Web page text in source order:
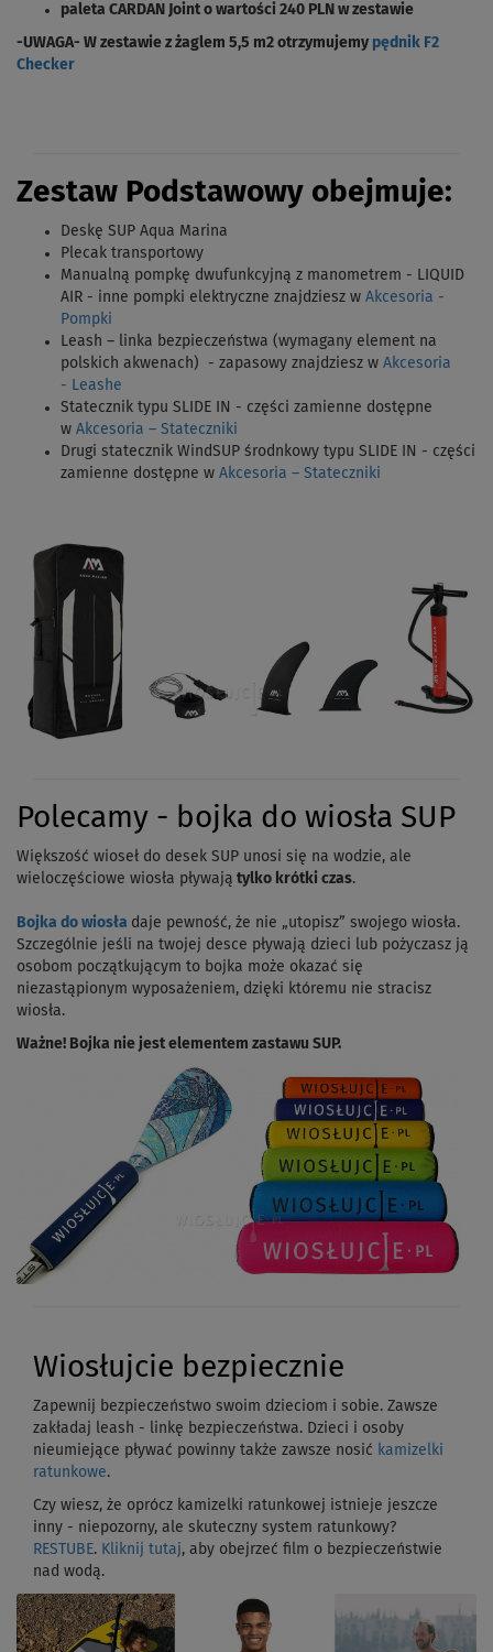
paleta CARDAN Joint o wartości 240 PLN w zestawie
-UWAGA- W zestawie z żaglem 5,5 m2 otrzymujemy pędnik F2
Checker
Zestaw Podstawowy obejmuje:
Deskę SUP Aqua Marina
Plecak transportowy
Manualną pompkę dwufunkcyjną z manometrem - LIQUID
AIR - inne pompki elektryczne znajdziesz w Akcesoria -
Pompki
Leash – linka bezpieczeństwa (wymagany element na
polskich akwenach) - zapasowy znajdziesz w Akcesoria
- Leashe
Statecznik typu SLIDE IN - części zamienne dostępne
w Akcesoria – Stateczniki
Drugi statecznik WindSUP środnkowy typu SLIDE IN - części
zamienne dostępne w Akcesoria – Stateczniki
Polecamy - bojka do wiosła SUP
Większość wioseł do desek SUP unosi się na wodzie, ale
wieloczęściowe wiosła pływają tylko krótki czas.
Bojka do wiosła daje pewność, że nie „utopisz” swojego wiosła.
Szczególnie jeśli na twojej desce pływają dzieci lub pożyczasz ją
osobom początkującym to bojka może okazać się
niezastąpionym wyposażeniem, dzięki któremu nie stracisz
wiosła.
Ważne! Bojka nie jest elementem zastawu SUP.
Wiosłujcie bezpiecznie
Zapewnij bezpieczeństwo swoim dzieciom i sobie. Zawsze
zakładaj leash - linkę bezpieczeństwa. Dzieci i osoby
nieumiejące pływać powinny także zawsze nosić kamizelki
ratunkowe.
Czy wiesz, że oprócz kamizelki ratunkowej istnieje jeszcze
inny - niepozorny, ale skuteczny system ratunkowy?
RESTUBE. Kliknij tutaj, aby obejrzeć film o bezpieczeństwie
nad wodą.